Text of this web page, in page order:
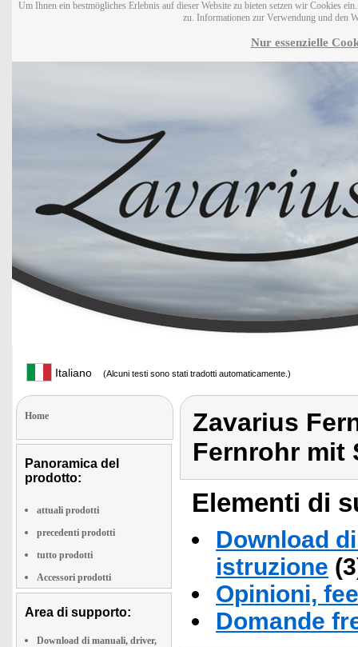
Um Ihnen ein bestmögliches Erlebnis auf dieser Website zu bieten setzen wir Cookies
zu. Informationen zur Verwendung und den
Nur essenzielle
Italiano (Alcuni testi sono stati tradotti automaticamente.)
Home
Panoramica del
prodotto:
attuali prodotti
precedenti prodotti
tutto prodotti
Accessori prodotti
Area di supporto:
Download di manuali, driver,
Zavarius
Fernrohr mit
Elementi di
Download
istruzione
Opinioni,
Domande